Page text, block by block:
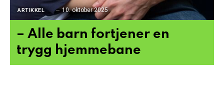
ARTIKKEL 10. oktober 2025
– Alle barn fortjener en
trygg hjemmebane